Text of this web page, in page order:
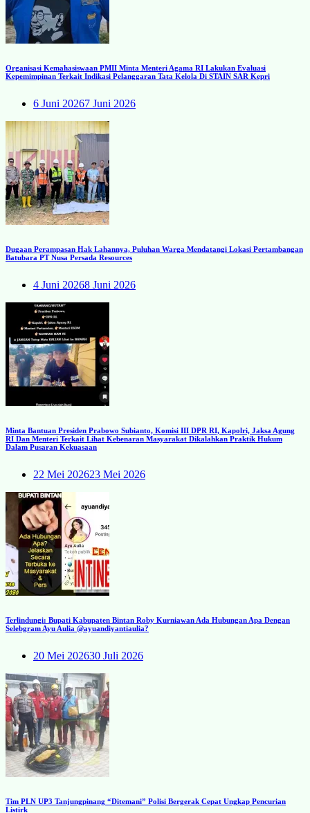
Organisasi Kemahasiswaan PMII Minta Menteri Agama RI Lakukan Evaluasi
Kepemimpinan Terkait Indikasi Pelanggaran Tata Kelola Di STAIN SAR Kepri
6 Juni 20267 Juni 2026
Dugaan Perampasan Hak Lahannya, Puluhan Warga Mendatangi Lokasi Pertambangan
Batubara PT Nusa Persada Resources
4 Juni 20268 Juni 2026
Minta Bantuan Presiden Prabowo Subianto, Komisi III DPR RI, Kapolri, Jaksa Agung
RI Dan Menteri Terkait Lihat Kebenaran Masyarakat Dikalahkan Praktik Hukum
Dalam Pusaran Kekuasaan
22 Mei 202623 Mei 2026
Terlindungi: Bupati Kabupaten Bintan Roby Kurniawan Ada Hubungan Apa Dengan
Selebgram Ayu Aulia @ayuandiyantiaulia?
20 Mei 202630 Juli 2026
Tim PLN UP3 Tanjungpinang “Ditemani” Polisi Bergerak Cepat Ungkap Pencurian
Listirk